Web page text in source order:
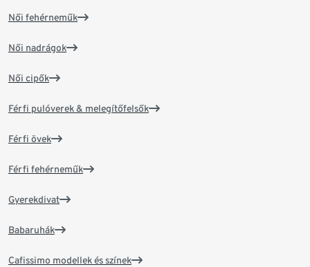
Női fehérneműk
Női nadrágok
Női cipők
Férfi pulóverek & melegítőfelsők
Férfi övek
Férfi fehérneműk
Gyerekdivat
Babaruhák
Cafissimo modellek és színek